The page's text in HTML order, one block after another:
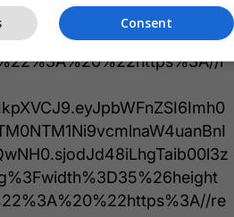
assets.rbl.ms/6134535
r
re
Consent